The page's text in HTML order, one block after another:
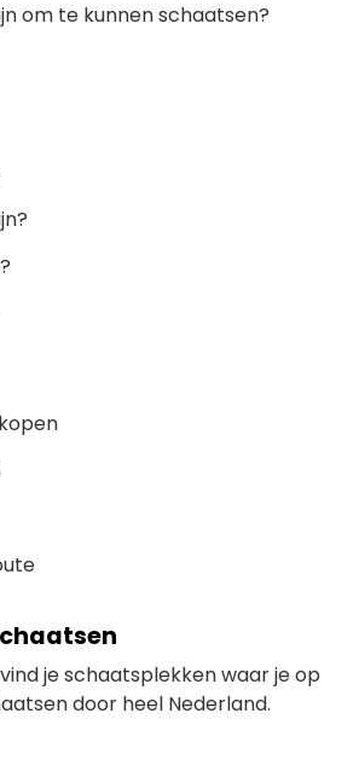
om te kunnen schaatsen?
je schaatsplekken waar je op
door heel Nederland.